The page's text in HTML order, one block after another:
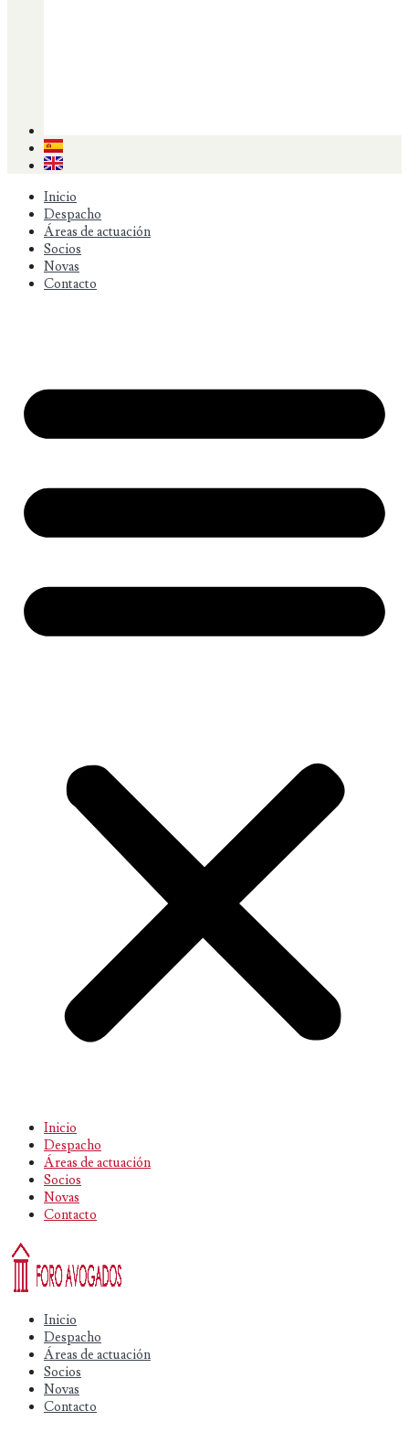
Inicio
Despacho
Áreas de actuación
Socios
Novas
Contacto
Inicio
Despacho
Áreas de actuación
Socios
Novas
Contacto
Inicio
Despacho
Áreas de actuación
Socios
Novas
Contacto